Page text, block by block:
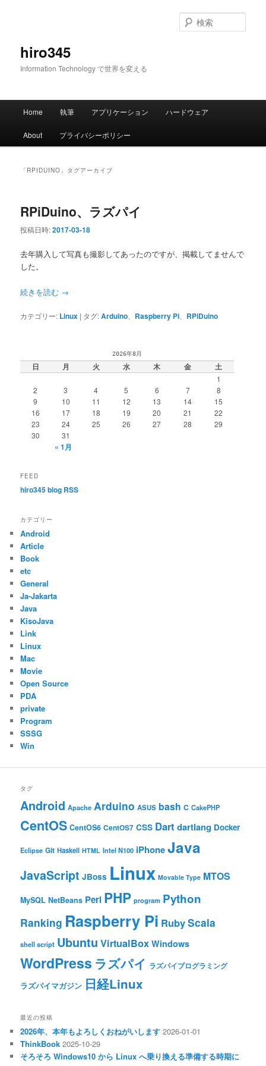
hiro345
Information Technology で世界を変える
索
メ
Home 執筆 アプリケーション ハードウェア
About プライバシーポリシー
「 RPIDUINO 」タグアーカイブ
RPiDuino、ラズパイ
投稿日時:2017-03-18
去年購入して写真も撮影してあったのですが、掲載してませんで
した。
続きを読む →
カテゴリー: Linux | タグ:Arduino Raspberry Pi RPiDuino
2026年8月
日 月 火 水 木 金 土
1
2
3 4 5 6 7
8
9
10 11 12 13 14
15
16
17 18 19 20 21
22
23
24 25 26 27 28
29
30
31
« 1月
FEED
hiro345 blog RSS
カテゴリー
Android
Article
Book
etc
General
Ja-Jakarta
Java
KisoJava
Link
Linux
Mac
Movie
Open Source
PDA
private
Program
SSSG
Win
タグ
Android Apache Arduino ASUS bash C CakePHP
CentOS CentOS6 CentOS7 CSS Dart dartlang Docker
Eclipse Git Haskell HTML Intel N100 iPhoneJava
JavaScript JBoss Linux Movable Type MTOS
MySQL NetBeans Perl PHP program Python
Ranking Raspberry Pi RubyScala
shell script Ubuntu VirtualBox Windows
WordPress ラズパイ ラズパイプログラミング
ラズパイマガジン 日経Linux
最近の投稿
2026年、本年もよろしくおねがいします 2026-01-01
ThinkBook 2025-10-29
そろそろ Windows10 から Linux へ乗り換える準備する時期に